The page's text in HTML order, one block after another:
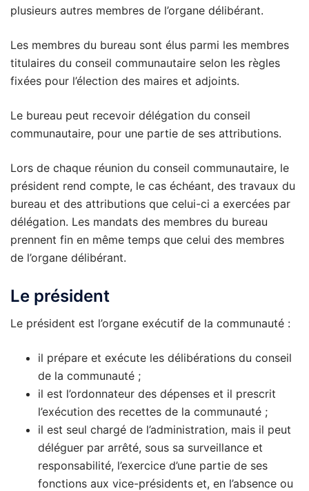
plusieurs autres membres de l’organe délibérant.
Les membres du bureau sont élus parmi les membres
titulaires du conseil communautaire selon les règles
fixées pour l’élection des maires et adjoints.
Le bureau peut recevoir délégation du conseil
communautaire, pour une partie de ses attributions.
Lors de chaque réunion du conseil communautaire, le
président rend compte, le cas échéant, des travaux du
bureau et des attributions que celui-ci a exercées par
délégation. Les mandats des membres du bureau
prennent fin en même temps que celui des membres
de l’organe délibérant.
Le président
Le président est l’organe exécutif de la communauté :
il prépare et exécute les délibérations du conseil
de la communauté ;
il est l’ordonnateur des dépenses et il prescrit
l’exécution des recettes de la communauté ;
il est seul chargé de l’administration, mais il peut
déléguer par arrêté, sous sa surveillance et
responsabilité, l’exercice d’une partie de ses
fonctions aux vice-présidents et, en l’absence ou